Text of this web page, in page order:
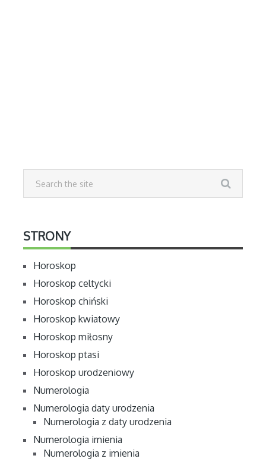
STRONY
Horoskop
Horoskop celtycki
Horoskop chiński
Horoskop kwiatowy
Horoskop miłosny
Horoskop ptasi
Horoskop urodzeniowy
Numerologia
Numerologia daty urodzenia
Numerologia z daty urodzenia
Numerologia imienia
Numerologia z imienia